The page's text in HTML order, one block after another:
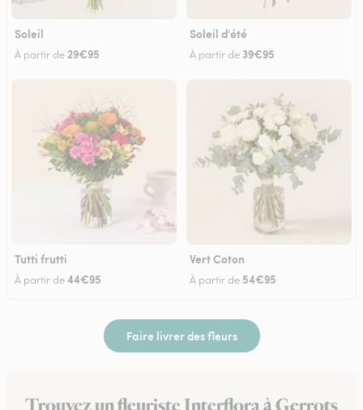
Soleil
À partir de 29€95
Soleil d'été
À partir de 39€95
Tutti frutti
À partir de44€95
Vert Coton
À partir de 54€95
Faire livrer des fleurs